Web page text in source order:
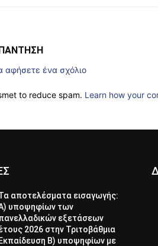
αφήσετε ένα σχόλιο
to reduce spam. Learn how your
αποτελέσματα εισαγωγής:
υποψηφίων των
εξετάσεων
2026 στην Τριτοβάθμια
Εκπαίδευση Β) υποψηφίων με